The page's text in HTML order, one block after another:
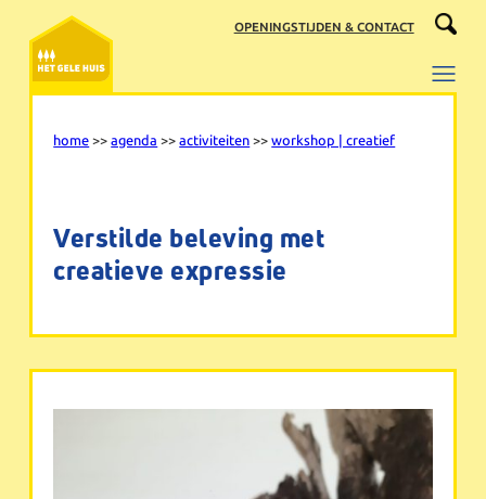
naar
inhoud
OPENINGSTIJDEN & CONTACT
home >>agenda >>activiteiten >>workshop | creatief
Verstilde beleving met
creatieve expressie